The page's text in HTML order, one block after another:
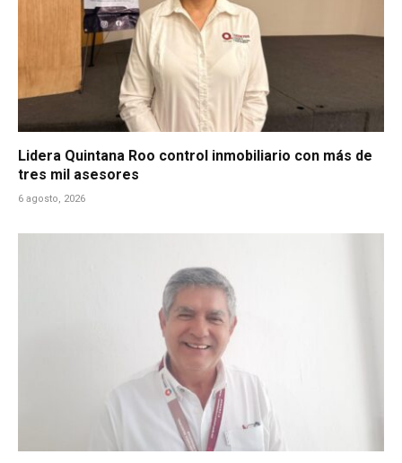
Lidera Quintana Roo control inmobiliario con más de
tres mil asesores
6 agosto, 2026